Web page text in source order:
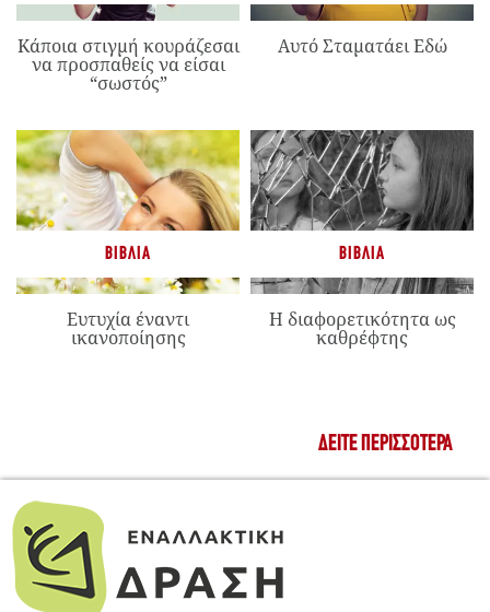
Κάποια στιγμή κουράζεσαι
να προσπαθείς να είσαι
“σωστός”
Αυτό Σταματάει Εδώ
ΒΙΒΛΊΑ
Ευτυχία έναντι
ικανοποίησης
ΒΙΒΛΊΑ
Η διαφορετικότητα ως
καθρέφτης
ΔΕΊΤΕ ΠΕΡΙΣΣΌΤΕΡΑ